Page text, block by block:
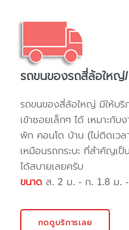
รถขนของรถสี่ล้อใหญ่
รถขนของสี่ล้อใหญ่ มีให้บ
เข้าซอยเล็กๆ ได้ เหมาะกั
พัก คอนโด บ้าน (ไม่ติดเว
เหมือนรถกระบะ ที่สำคัญเ
ได้สบายเลยครับ
ขนาด ส. 2 ม. - ก. 1.8 ม.
กดดูบริการเลย